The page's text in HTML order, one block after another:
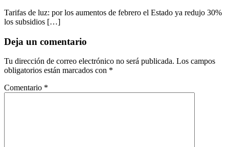
Tarifas de luz: por los aumentos de febrero el Estado ya redujo 30%
los subsidios […]
Deja un comentario
Tu dirección de correo electrónico no será publicada. Los campos
obligatorios están marcados con *
Comentario *